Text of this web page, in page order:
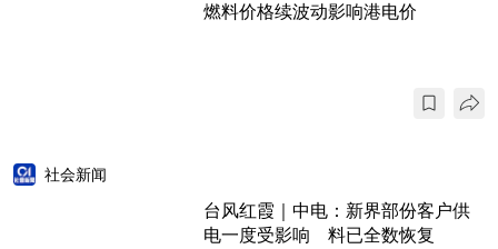
燃料价格续波动影响港电价
社会新闻
台风红霞｜中电：新界部份客户供
电一度受影响 料已全数恢复